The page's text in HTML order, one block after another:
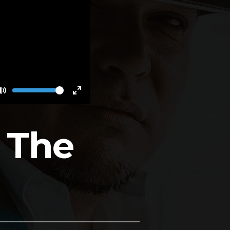
Volume